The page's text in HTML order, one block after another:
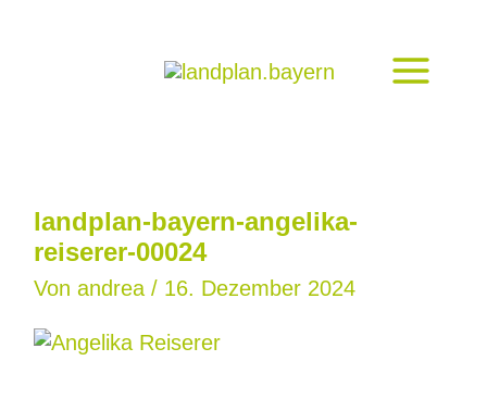
landplan-bayern-angelika-
reiserer-00024
Von andrea / 16. Dezember 2024